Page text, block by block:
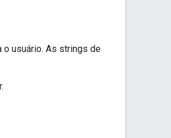
o usuário. As strings de